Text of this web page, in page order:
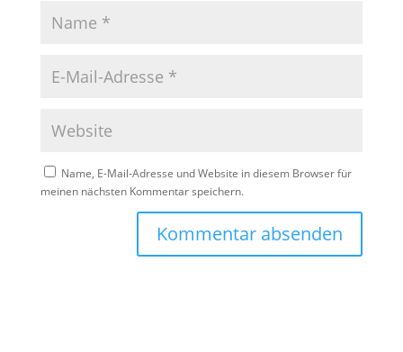
Name, E-Mail-Adresse und Website in diesem Browser für
meinen nächsten Kommentar speichern.